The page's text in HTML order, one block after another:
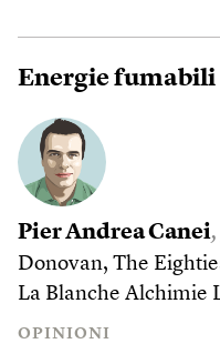
Energie fumabili
Pier Andrea Canei
Donovan, The
La Blanche Alchimie
OPINIONI